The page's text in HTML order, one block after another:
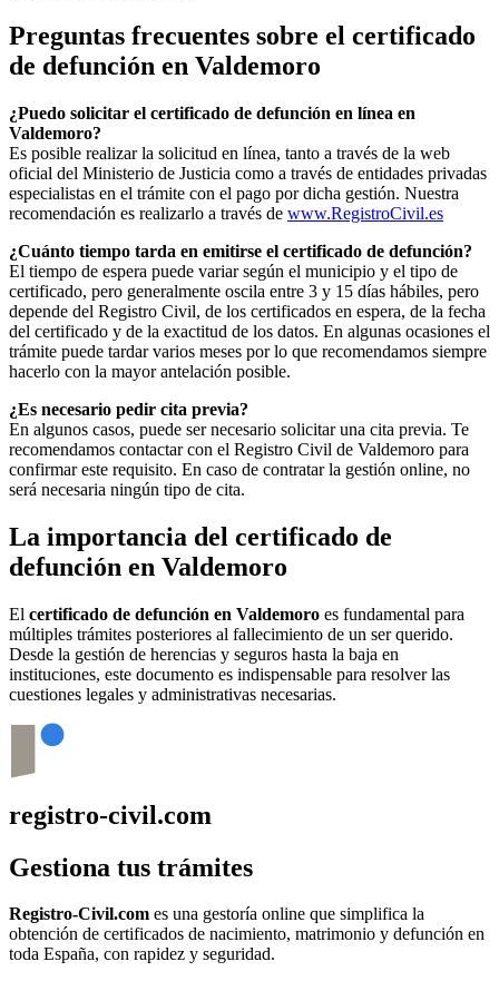
Preguntas frecuentes sobre el certificado
de defunción en Valdemoro
¿Puedo solicitar el certificado de defunción en línea en
Valdemoro?
Es posible realizar la solicitud en línea, tanto a través de la web
oficial del Ministerio de Justicia como a través de entidades privadas
especialistas en el trámite con el pago por dicha gestión. Nuestra
recomendación es realizarlo a través de www.RegistroCivil.es
¿Cuánto tiempo tarda en emitirse el certificado de defunción?
El tiempo de espera puede variar según el municipio y el tipo de
certificado, pero generalmente oscila entre 3 y 15 días hábiles, pero
depende del Registro Civil, de los certificados en espera, de la fecha
del certificado y de la exactitud de los datos. En algunas ocasiones el
trámite puede tardar varios meses por lo que recomendamos siempre
hacerlo con la mayor antelación posible.
¿Es necesario pedir cita previa?
En algunos casos, puede ser necesario solicitar una cita previa. Te
recomendamos contactar con el Registro Civil de Valdemoro para
confirmar este requisito. En caso de contratar la gestión online, no
será necesaria ningún tipo de cita.
La importancia del certificado de
defunción en Valdemoro
El certificado de defunción en Valdemoro es fundamental para
múltiples trámites posteriores al fallecimiento de un ser querido.
Desde la gestión de herencias y seguros hasta la baja en
instituciones, este documento es indispensable para resolver las
cuestiones legales y administrativas necesarias.
registro-civil.com
Gestiona tus trámites
Registro-Civil.com es una gestoría online que simplifica la
obtención de certificados de nacimiento, matrimonio y defunción en
toda España, con rapidez y seguridad.